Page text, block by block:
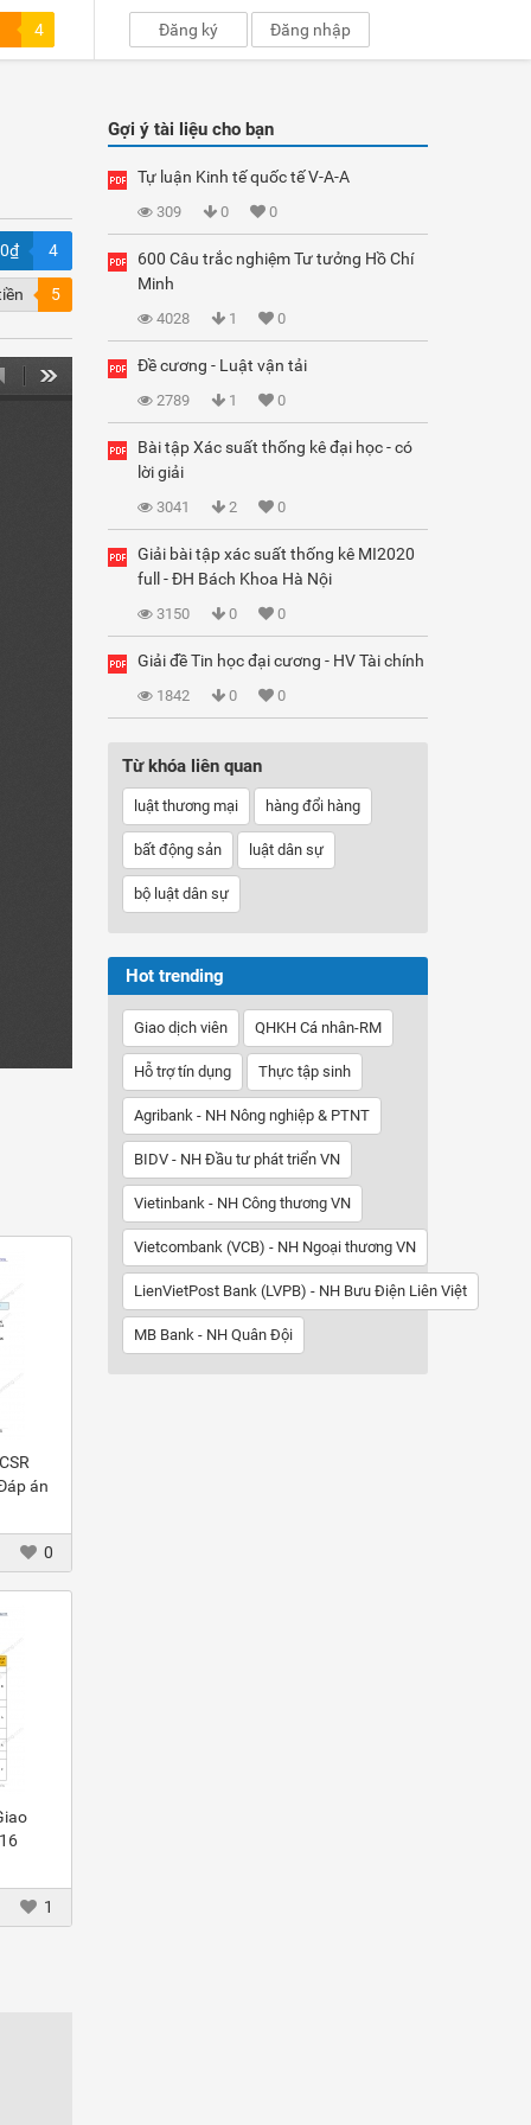
4 Đăng ký Đăng nhập
4
5
án
0
1
Gợi ý tài liệu cho bạn
Tự luận Kinh tế quốc tế V-A-A
309 0 0
600 Câu trắc nghiệm Tư tưởng Hồ Chí
Minh
4028 1 0
Đề cương - Luật vận tải
2789 1 0
Bài tập Xác suất thống kê đại học - có
lời giải
3041 2 0
Giải bài tập xác suất thống kê MI2020
full - ĐH Bách Khoa Hà Nội
3150 0 0
Giải đề Tin học đại cương - HV Tài chính
1842 0 0
Từ khóa liên quan
luật thương mại hàng đổi hàng
bất động sản luật dân sự
bộ luật dân sự
Hot trending
Giao dịch viên QHKH Cá nhân-RM
Hỗ trợ tín dụng Thực tập sinh
Agribank - NH Nông nghiệp & PTNT
BIDV - NH Đầu tư phát triển VN
Vietinbank - NH Công thương VN
Vietcombank (VCB) - NH Ngoại thương VN
LienVietPost Bank (LVPB) - NH Bưu Điện Liên Việt
MB Bank - NH Quân Đội